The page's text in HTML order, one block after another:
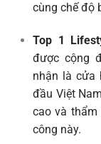
cùng chế độ
Top 1
được cộng
nhận là cửa
đầu Việt
cao và thẩm
công này.